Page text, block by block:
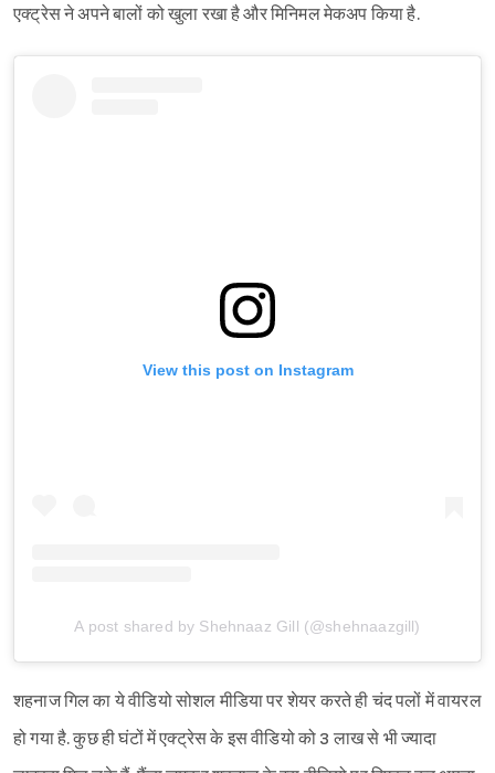
Sign in
एक्ट्रेस ने अपने बालों को खुला रखा है और मिनिमल मेकअप किया है.
View this post on Instagram
A post shared by Shehnaaz Gill (@shehnaazgill)
शहनाज गिल का ये वीडियो सोशल मीडिया पर शेयर करते ही चंद पलों में वायरल
हो गया है. कुछ ही घंटों में एक्ट्रेस के इस वीडियो को 3 लाख से भी ज्यादा